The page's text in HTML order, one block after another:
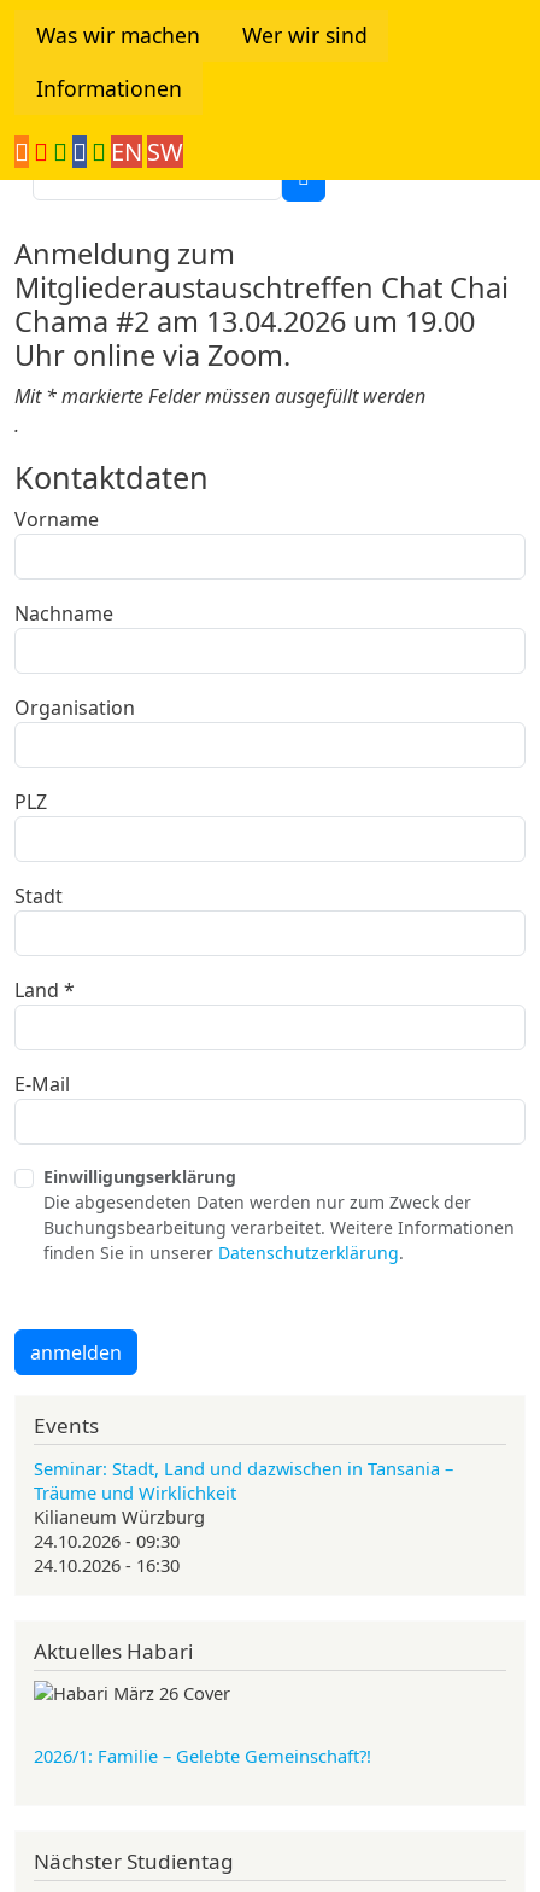
Was wir machen
Wer wir sind
Informationen
EN SW
Suche
Anmeldung zum
Mitgliederaustauschtreffen Chat Chai
Chama #2 am 13.04.2026 um 19.00
Uhr online via Zoom.
Mit * markierte Felder müssen ausgefüllt werden
.
Chat Chai Chama #2
Kontaktdaten
Vorname
Nachname
Organisation
PLZ
Stadt
Land *
E-Mail
Einwilligungserklärung
Die abgesendeten Daten werden nur zum Zweck der
Buchungsbearbeitung verarbeitet. Weitere Informationen
finden Sie in unserer Datenschutzerklärung.
anmelden
Events
Seminar: Stadt, Land und dazwischen in Tansania –
Träume und Wirklichkeit
Kilianeum Würzburg
24.10.2026 - 09:30
24.10.2026 - 16:30
Aktuelles Habari
2026/1: Familie – Gelebte Gemeinschaft?!
Nächster Studientag